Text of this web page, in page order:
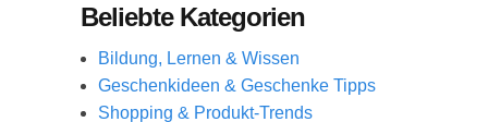
Beliebte Kategorien
Bildung, Lernen & Wissen
Geschenkideen & Geschenke Tipps
Shopping & Produkt-Trends